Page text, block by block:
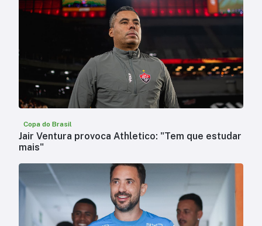
Copa do Brasil
Jair Ventura provoca Athletico: "Tem que estudar
mais"